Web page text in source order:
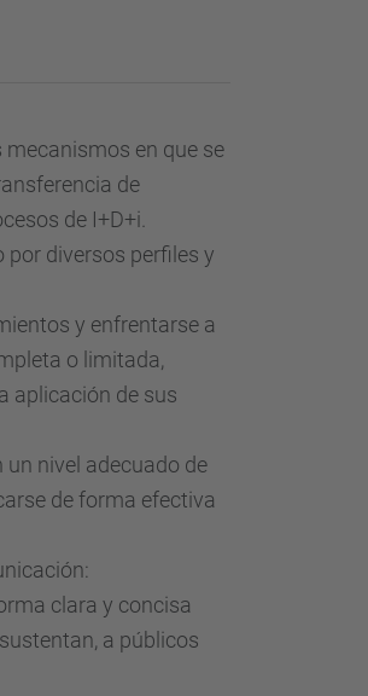
mecanismos en que se
de
de I+D+i.
por diversos perfiles y
y enfrentarse a
o limitada,
aplicación de sus
un nivel adecuado de
de forma efectiva
clara y concisa
a públicos